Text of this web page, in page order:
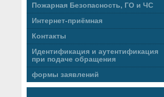
Пожарная Безопасность, ГО и ЧС
Интернет-приёмная
Контакты
Идентификация и аутентификация
при подаче обращения
формы заявлений